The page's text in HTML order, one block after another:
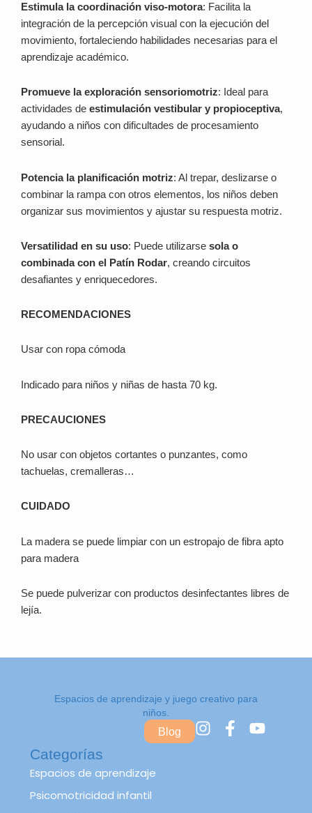
Estimula la coordinación viso-motora: Facilita la
integración de la percepción visual con la ejecución del
movimiento, fortaleciendo habilidades necesarias para el
aprendizaje académico.
Promueve la exploración sensoriomotriz: Ideal para
actividades de estimulación vestibular y propioceptiva,
ayudando a niños con dificultades de procesamiento
sensorial.
Potencia la planificación motriz: Al trepar, deslizarse o
combinar la rampa con otros elementos, los niños deben
organizar sus movimientos y ajustar su respuesta motriz.
Versatilidad en su uso: Puede utilizarse sola o
combinada con el Patín Rodar, creando circuitos
desafiantes y enriquecedores.
RECOMENDACIONES
Usar con ropa cómoda
Indicado para niños y niñas de hasta 70 kg.
PRECAUCIONES
No usar con objetos cortantes o punzantes, como
tachuelas, cremalleras…
CUIDADO
La madera se puede limpiar con un estropajo de fibra apto
para madera
Se puede pulverizar con productos desinfectantes libres de
lejía.
Espacios de aprendizaje y juego creativo para
niños.
I
n
F
a
Y
Blog
Categorías
Espacios de aprendizaje
Psicomotricidad infantil